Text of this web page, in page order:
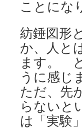
ことにな
紡錘図形
か、人と
ます。
うに感じ
ただ、先
らないと
は「実験